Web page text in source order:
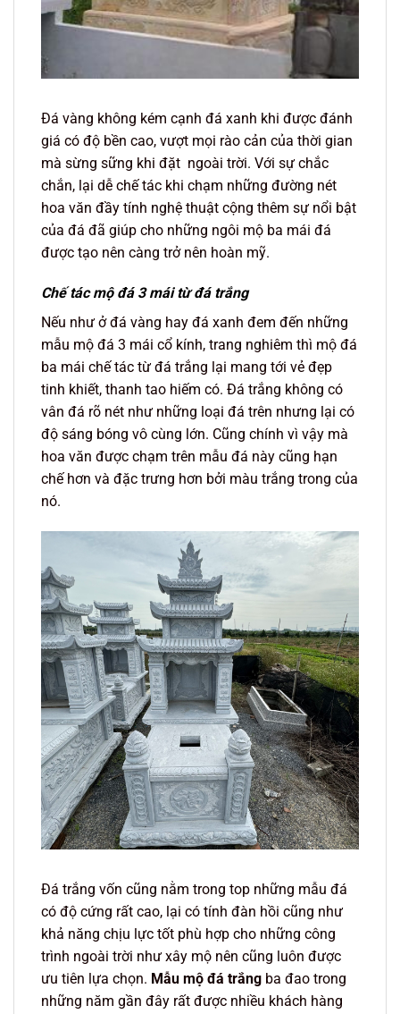
Đá vàng không kém cạnh đá xanh khi được đánh
giá có độ bền cao, vượt mọi rào cản của thời gian
mà sừng sững khi đặt ngoài trời. Với sự chắc
chắn, lại dễ chế tác khi chạm những đường nét
hoa văn đầy tính nghệ thuật cộng thêm sự nổi bật
của đá đã giúp cho những ngôi mộ ba mái đá
được tạo nên càng trở nên hoàn mỹ.
Chế tác mộ đá 3 mái từ đá trắng
Nếu như ở đá vàng hay đá xanh đem đến những
mẫu mộ đá 3 mái cổ kính, trang nghiêm thì mộ đá
ba mái chế tác từ đá trắng lại mang tới vẻ đẹp
tinh khiết, thanh tao hiếm có. Đá trắng không có
vân đá rõ nét như những loại đá trên nhưng lại có
độ sáng bóng vô cùng lớn. Cũng chính vì vậy mà
hoa văn được chạm trên mẫu đá này cũng hạn
chế hơn và đặc trưng hơn bởi màu trắng trong của
nó.
Đá trắng vốn cũng nằm trong top những mẫu đá
có độ cứng rất cao, lại có tính đàn hồi cũng như
khả năng chịu lực tốt phù hợp cho những công
trình ngoài trời như xây mộ nên cũng luôn được
ưu tiên lựa chọn. Mẫu mộ đá trắng ba đao trong
những năm gần đây rất được nhiều khách hàng